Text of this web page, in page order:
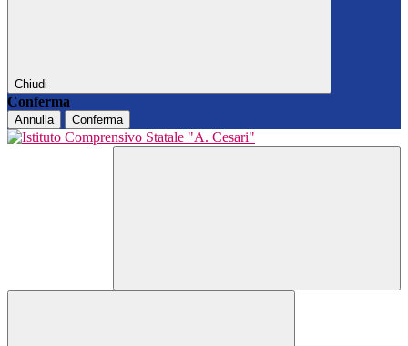
Chiudi
Conferma
Annulla Conferma